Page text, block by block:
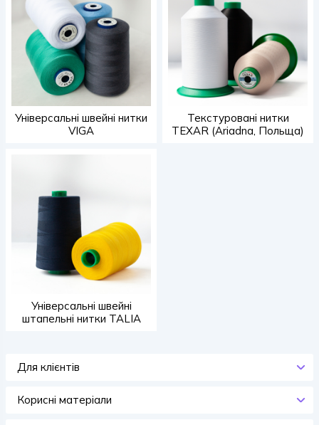
Універсальні швейні нитки
VIGA
Текстуровані нитки
TEXAR (Ariadna, Польща)
Універсальні швейні
штапельні нитки TALIA
Для клієнтів
Корисні матеріали